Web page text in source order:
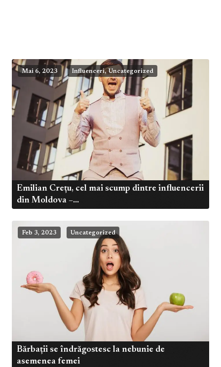
Mai 6, 2023 Influenceri,Uncategorized
Emilian Crețu, cel mai scump dintre influencerii
din Moldova –...
Feb 3, 2023 Uncategorized
Bărbații se îndrăgostesc la nebunie de
asemenea femei